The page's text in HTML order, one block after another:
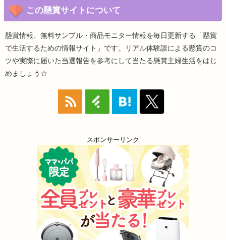
この懸賞サイトについて
懸賞情報、無料サンプル・商品モニター情報を毎日更新する「懸賞
で生活するための情報サイト」です。リアル体験談による懸賞のコ
ツや実際に届いた当選報告を参考にして当たる懸賞主婦生活をはじ
めましょう☆
スポンサーリンク